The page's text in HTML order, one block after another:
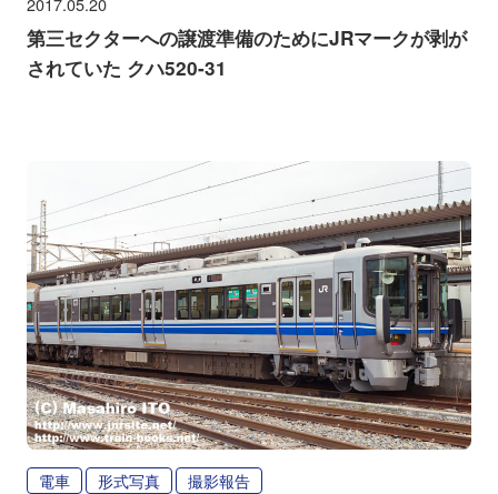
第三セクターへの譲渡準備のためにJRマークが剥が
されていた クハ520-31
電車 形式写真 撮影報告